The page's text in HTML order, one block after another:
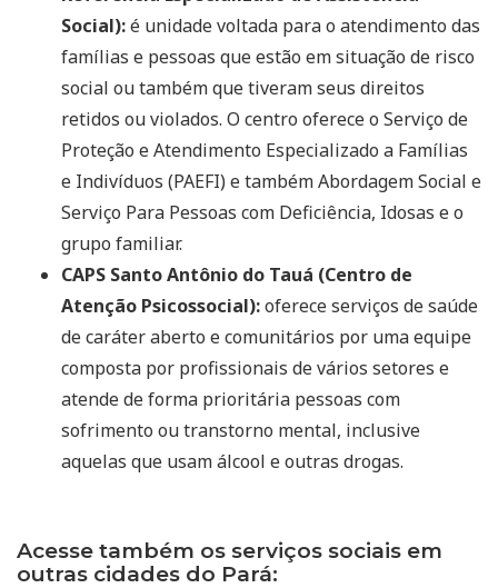
Social):é unidade voltada para o atendimento das
famílias e pessoas que estão em situação de risco
social ou também que tiveram seus direitos
retidos ou violados. O centro oferece o Serviço de
Proteção e Atendimento Especializado a Famílias
e Indivíduos (PAEFI) e também Abordagem Social e
Serviço Para Pessoas com Deficiência, Idosas e o
grupo familiar.
CAPS Santo Antônio do Tauá (Centro de
Atenção Psicossocial):oferece serviços de saúde
de caráter aberto e comunitários por uma equipe
composta por profissionais de vários setores e
atende de forma prioritária pessoas com
sofrimento ou transtorno mental, inclusive
aquelas que usam álcool e outras drogas.
Acesse também os serviços sociais em
outras cidades do Pará: